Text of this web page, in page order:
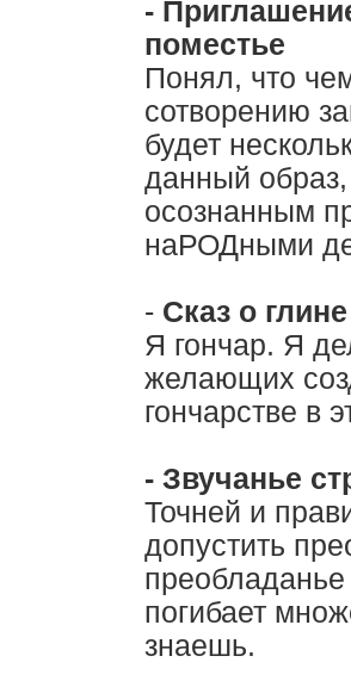
-
поместье
Понял, что
сотворению
будет
данный образ,
осознанным
наРОДными
- Сказ о глине
Я гончар. Я
желающих
гончарстве в
- Звучанье
Точней и
допустить
погибает
знаешь.